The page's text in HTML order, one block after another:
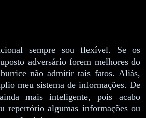
sempre sou flexível. Se os
adversário forem melhores do
não admitir tais fatos. Aliás,
meu sistema de informações. De
mais inteligente, pois acabo
repertório algumas informações ou